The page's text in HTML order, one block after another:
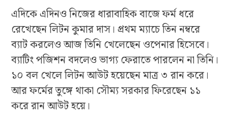
এদিকে এদিনও নিজের ধারাবাহিক বাজে ফর্ম ধরে
রেখেছেন লিটন কুমার দাস। প্রথম ম্যাচে তিন নম্বরে
ব্যাট করলেও আজ তিনি খেলেছেন ওপেনার হিসেবে।
ব্যাটিং পজিশন বদলেও ভাগ্য ফেরাতে পারলেন না তিনি।
১০ বল খেলে লিটন আউট হয়েছেন মাত্র ৩ রান করে।
আর ফর্মের তুঙ্গে থাকা সৌম্য সরকার ফিরেছেন ১১
করে রান আউট হয়ে।